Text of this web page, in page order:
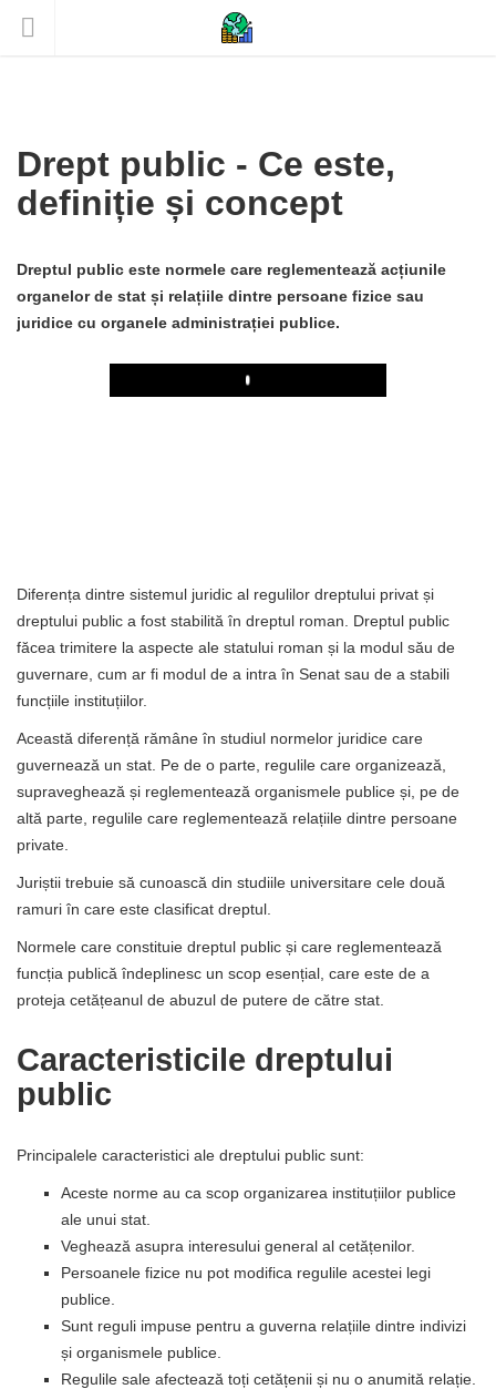
Drept public - Ce este,
definiție și concept
Dreptul public este normele care reglementează acțiunile
organelor de stat și relațiile dintre persoane fizice sau
juridice cu organele administrației publice.
Play
Diferența dintre sistemul juridic al regulilor dreptului privat și
dreptului public a fost stabilită în dreptul roman. Dreptul public
făcea trimitere la aspecte ale statului roman și la modul său de
guvernare, cum ar fi modul de a intra în Senat sau de a stabili
funcțiile instituțiilor.
Această diferență rămâne în studiul normelor juridice care
guvernează un stat. Pe de o parte, regulile care organizează,
supraveghează și reglementează organismele publice și, pe de
altă parte, regulile care reglementează relațiile dintre persoane
private.
Juriștii trebuie să cunoască din studiile universitare cele două
ramuri în care este clasificat dreptul.
Normele care constituie dreptul public și care reglementează
funcția publică îndeplinesc un scop esențial, care este de a
proteja cetățeanul de abuzul de putere de către stat.
Caracteristicile dreptului
public
Principalele caracteristici ale dreptului public sunt:
Aceste norme au ca scop organizarea instituțiilor publice
ale unui stat.
Veghează asupra interesului general al cetățenilor.
Persoanele fizice nu pot modifica regulile acestei legi
publice.
Sunt reguli impuse pentru a guverna relațiile dintre indivizi
și organismele publice.
Regulile sale afectează toți cetățenii și nu o anumită relație.